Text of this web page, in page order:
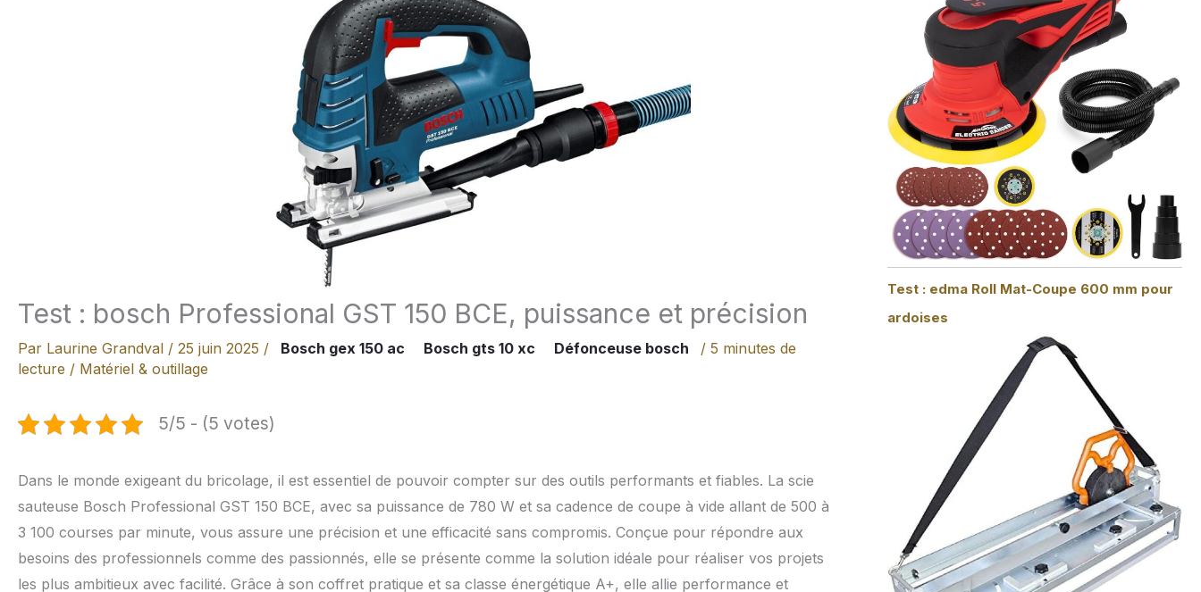
Test : bosch Professional GST 150 BCE, puissance et précision
Par Laurine Grandval / 25 juin 2025 / Bosch gex 150 ac Bosch gts 10 xc Défonceuse bosch / 5 minutes de
lecture / Matériel & outillage
5/5 - (5 votes)
Dans le monde exigeant du bricolage, il est essentiel de pouvoir compter sur des outils performants et fiables. La scie
sauteuse Bosch Professional GST 150 BCE, avec sa puissance de 780 W et sa cadence de coupe à vide allant de 500 à
3 100 courses par minute, vous assure une précision et une efficacité sans compromis. Conçue pour répondre aux
besoins des professionnels comme des passionnés, elle se présente comme la solution idéale pour réaliser vos projets
les plus ambitieux avec facilité. Grâce à son coffret pratique et sa classe énergétique A+, elle allie performance et
Test : edma Roll Mat-Coupe 600 mm pour
ardoises